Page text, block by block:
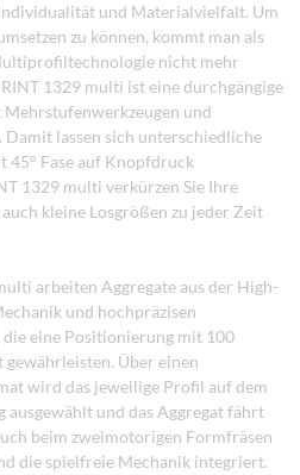
und Materialvielfalt. Um
zu können, kommt man als
nicht mehr
1329 multi ist eine durchgängige
und
lassen sich unterschiedliche
45° Fase auf Knopfdruck
1329 multi verkürzen Sie Ihre
kleine Losgrößen zu jeder Zeit
arbeiten Aggregate aus der High-
und hochpräzisen
eine Positionierung mit 100
Über einen
wird das jeweilige Profil auf dem
und das Aggregat fährt
beim zweimotorigen Formfräsen
die spielfreie Mechanik integriert.